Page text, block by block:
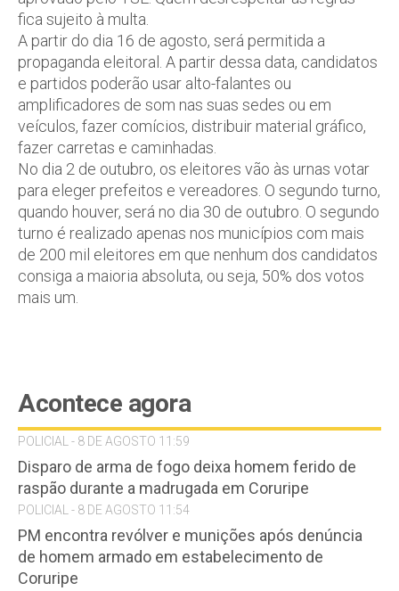
fica sujeito à multa.
A partir do dia 16 de agosto, será permitida a
propaganda eleitoral. A partir dessa data, candidatos
e partidos poderão usar alto-falantes ou
amplificadores de som nas suas sedes ou em
veículos, fazer comícios, distribuir material gráfico,
fazer carretas e caminhadas.
No dia 2 de outubro, os eleitores vão às urnas votar
para eleger prefeitos e vereadores. O segundo turno,
quando houver, será no dia 30 de outubro. O segundo
turno é realizado apenas nos municípios com mais
de 200 mil eleitores em que nenhum dos candidatos
consiga a maioria absoluta, ou seja, 50% dos votos
mais um.
Acontece agora
POLICIAL - 8 DE AGOSTO 11:59
Disparo de arma de fogo deixa homem ferido de
raspão durante a madrugada em Coruripe
POLICIAL - 8 DE AGOSTO 11:54
PM encontra revólver e munições após denúncia
de homem armado em estabelecimento de
Coruripe